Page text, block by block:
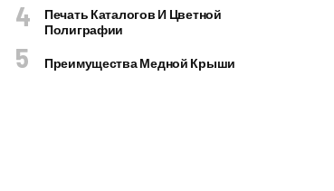
Печать Каталогов И Цветной
Полиграфии
Преимущества Медной Крыши